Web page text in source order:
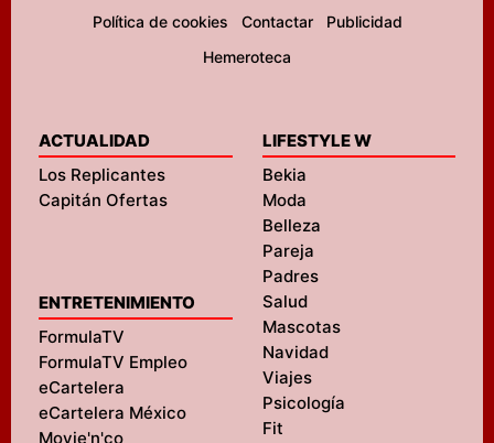
Política de cookies
Contactar
Publicidad
Hemeroteca
ACTUALIDAD
Los Replicantes
Capitán Ofertas
ENTRETENIMIENTO
FormulaTV
FormulaTV Empleo
eCartelera
eCartelera México
Movie'n'co
LIFESTYLE W
Bekia
Moda
Belleza
Pareja
Padres
Salud
Mascotas
Navidad
Viajes
Psicología
Fit